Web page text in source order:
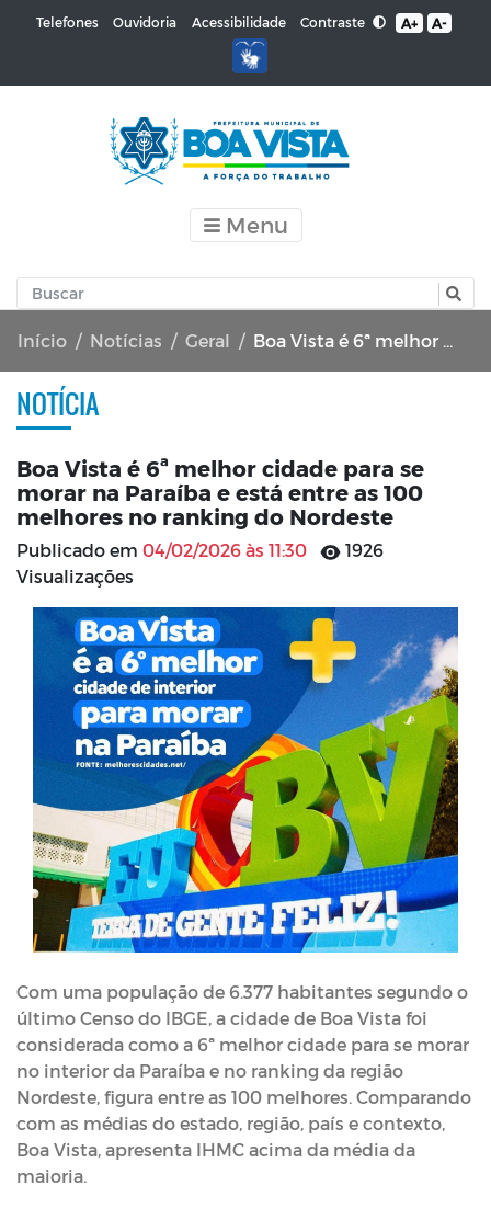
Telefones Ouvidoria Acessibilidade Contraste A+ A-
Menu
Início Notícias Geral Boa Vista é 6ª melhor cidade para se morar na Paraíba e está entre as 100 melhores no ranking do Nordeste
NOTÍCIA
Boa Vista é 6ª melhor cidade para se
morar na Paraíba e está entre as 100
melhores no ranking do Nordeste
Publicado em 04/02/2026 às 11:30
1926
Visualizações
Com uma população de 6.377 habitantes segundo o
último Censo do IBGE, a cidade de Boa Vista foi
considerada como a 6ª melhor cidade para se morar
no interior da Paraíba e no ranking da região
Nordeste, figura entre as 100 melhores. Comparando
com as médias do estado, região, país e contexto,
Boa Vista, apresenta IHMC acima da média da
maioria.